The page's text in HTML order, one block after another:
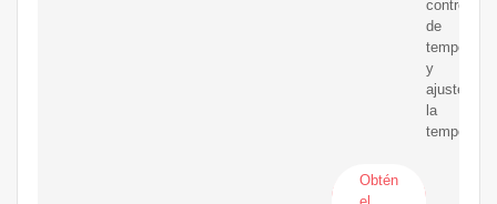
control
de
y
ajuste
la
Obtén